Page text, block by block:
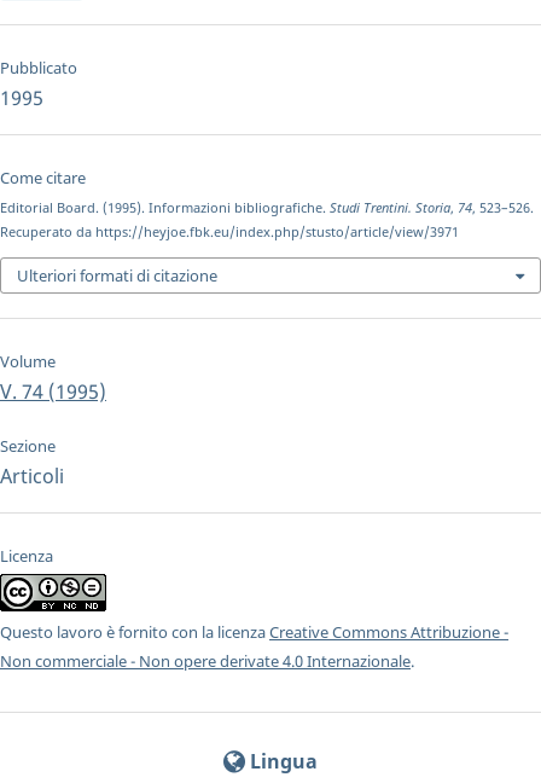
Pubblicato
1995
Come citare
Editorial Board. (1995). Informazioni bibliografiche. Studi Trentini. Storia, 74, 523–526.
Recuperato da https://heyjoe.fbk.eu/index.php/stusto/article/view/3971
Ulteriori formati di citazione
Volume
V. 74 (1995)
Sezione
Articoli
Licenza
Questo lavoro è fornito con la licenzaCreative Commons Attribuzione -
Non commerciale - Non opere derivate 4.0 Internazionale.
Lingua